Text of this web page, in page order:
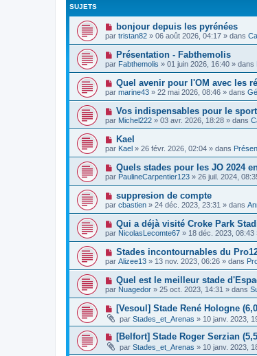
SUJETS
N
o
u
v
e
a
u
m
e
s
s
g
e
bonjour depuis les pyrénées
par tristan82 » 06 août 2026, 04:17 » dans
N
o
u
e
a
u
m
e
s
s
a
g
e
Présentation - Fabthemolis
par Fabthemolis » 01 juin 2026, 16:40 » dans
N
o
u
v
a
u
m
e
s
s
a
g
e
Quel avenir pour l'OM avec les
par marine43 » 22 mai 2026, 08:46 » dans
N
o
u
v
e
a
u
m
e
s
a
g
e
Vos indispensables pour le
par Michel222 » 03 avr. 2026, 18:28 » dans
N
o
u
e
a
u
m
e
s
s
a
g
e
Kael
par Kael » 26 févr. 2026, 02:04 » dans
N
o
u
e
a
u
m
e
s
s
a
g
e
Quels stades pour les JO 2024
par PaulineCarpentier123 » 26 juil. 2024,
N
o
u
e
a
u
m
e
s
s
a
g
e
suppresion de compte
par cbastien » 24 déc. 2023, 23:31 » dans
N
o
u
v
e
a
u
m
e
s
s
a
g
e
Qui a déjà visité Croke Park
par NicolasLecomte67 » 18 déc. 2023, 08:43
N
o
u
e
a
u
m
e
s
s
a
g
Stades incontournables du
par Alizee13 » 13 nov. 2023, 06:26 » dans
N
o
u
v
a
u
m
e
s
Quel est le meilleur stade
par Nuagedor » 25 oct. 2023, 14:31 » dans
N
o
u
v
a
[Vesoul] Stade René Hologne
par Stades_et_Arenas » 10 janv. 2023,
N
o
u
[Belfort] Stade Roger Serzian
par Stades_et_Arenas » 10 janv. 2023,